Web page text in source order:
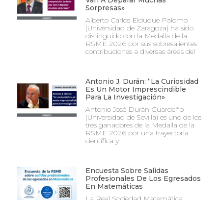
Sorpresas»
Alberto Carlos Elduque Palomo
(Universidad de Zaragoza) ha sido
distinguido con la Medalla de la
RSME 2026 por sus sobresalientes
contribuciones a diversas áreas del
Antonio J. Durán: “La Curiosidad
Es Un Motor Imprescindible
Para La Investigación»
Antonio José Durán Guardeño
(Universidad de Sevilla) es uno de los
tres ganadores de la Medalla de la
RSME 2026 por una trayectoria
científica y
Encuesta Sobre Salidas
Profesionales De Los Egresados
En Matemáticas